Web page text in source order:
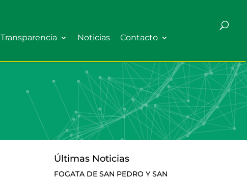
Transparencia Noticias Contacto
Últimas Noticias
FOGATA DE SAN PEDRO Y SAN